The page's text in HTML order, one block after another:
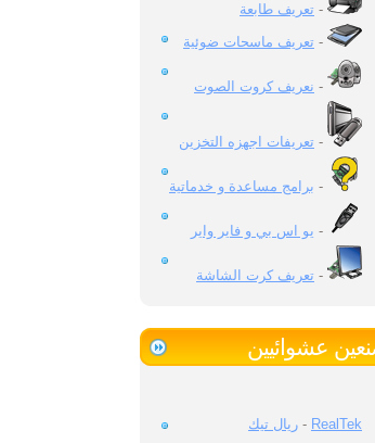
- تعريف طابعة
- تعريف ماسحات ضوئية
- نعريف كروت الصوت
- تعريفات اجهزه التخزين
- برامج مساعدة و خدماتية
- يو اس بي و فاير واير
- تعريف كرت الشاشة
عشوائيين
RealTek
- ريال تيك